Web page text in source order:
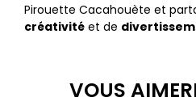
Pirouette Cacahouète et
créativité et de
VOUS